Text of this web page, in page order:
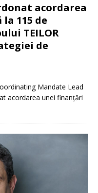
acordarea
115 de
TEILOR
de
Mandate Lead
acordarea unei finanțări